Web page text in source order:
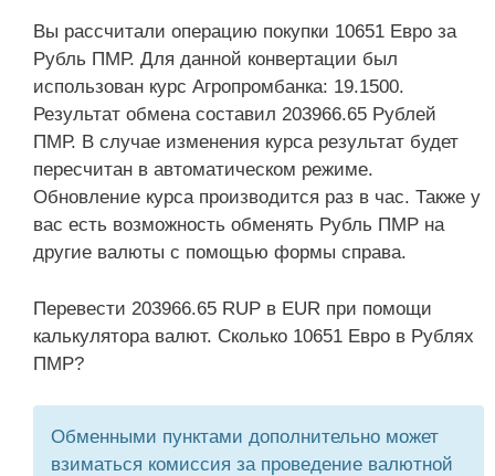
Вы рассчитали операцию покупки 10651 Евро за
Рубль ПМР. Для данной конвертации был
использован курс Агропромбанка: 19.1500.
Результат обмена составил 203966.65 Рублей
ПМР. В случае изменения курса результат будет
пересчитан в автоматическом режиме.
Обновление курса производится раз в час. Также у
вас есть возможность обменять Рубль ПМР на
другие валюты с помощью формы справа.
Перевести 203966.65 RUP в EUR при помощи
калькулятора валют. Сколько 10651 Евро в Рублях
ПМР?
Обменными пунктами дополнительно может
взиматься комиссия за проведение валютной